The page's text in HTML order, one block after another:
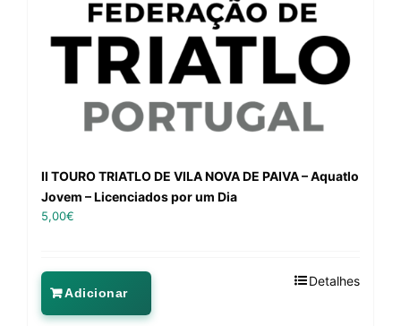
II TOURO TRIATLO DE VILA NOVA DE PAIVA – Aquatlo
Jovem – Licenciados por um Dia
5,00€
Adicionar
Detalhes